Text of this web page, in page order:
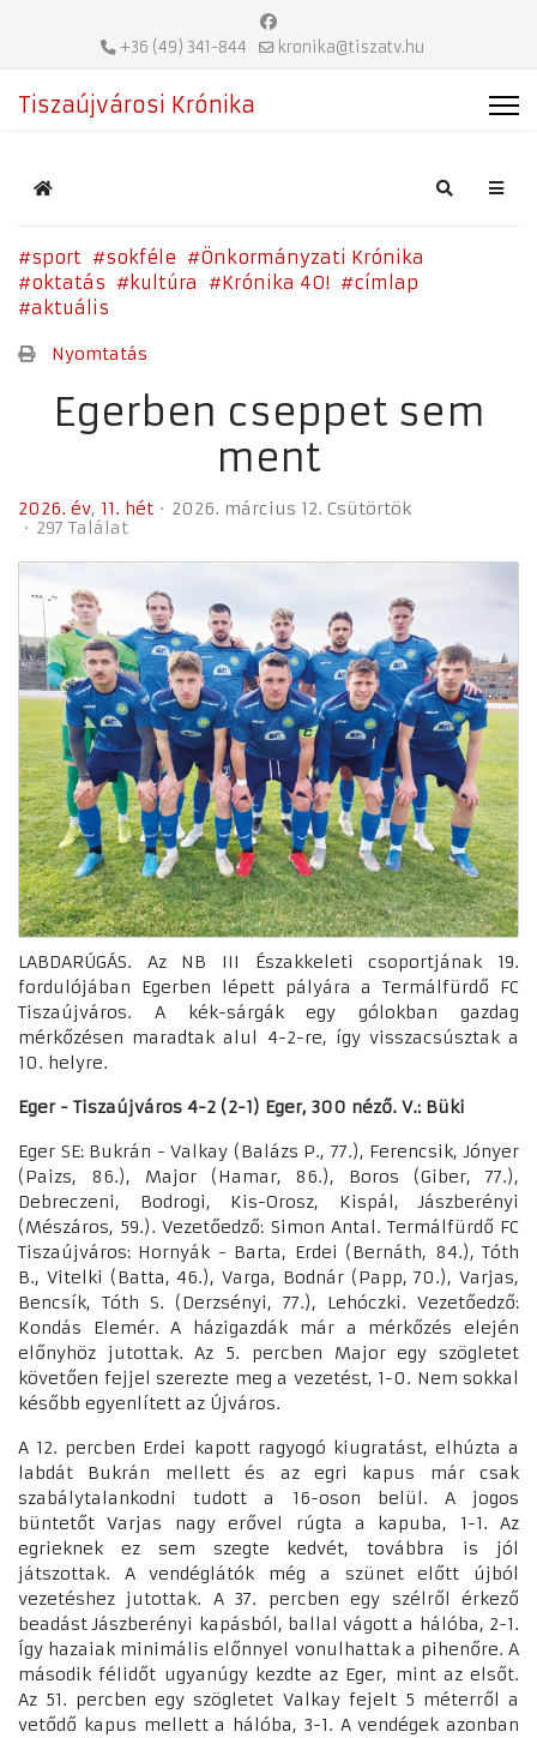
+36 (49) 341-844 kronika@tiszatv.hu
Tiszaújvárosi Krónika
Home Search
sport sokféle
Önkormányzati Krónika
oktatás
kultúra Krónika 40!
címlap
aktuális
Nyomtatás
Egerben cseppet sem
ment
2026. év 11. hét
2026. március 12. Csütörtök
297 Találat
LABDARÚGÁS. Az NB III Északkeleti csoportjának 19.
fordulójában Egerben lépett pályára a Termálfürdő FC
Tiszaújváros. A kék-sárgák egy gólokban gazdag
mérkőzésen maradtak alul 4-2-re, így visszacsúsztak a
10. helyre.
Eger - Tiszaújváros 4-2 (2-1) Eger, 300 néző. V.: Büki
Eger SE: Bukrán - Valkay (Balázs P., 77.), Ferencsik, Jónyer
(Paizs, 86.), Major (Hamar, 86.), Boros (Giber, 77.),
Debreczeni, Bodrogi, Kis-Orosz, Kispál, Jászberényi
(Mészáros, 59.). Vezetőedző: Simon Antal. Termálfürdő FC
Tiszaújváros: Hornyák - Barta, Erdei (Bernáth, 84.), Tóth
B., Vitelki (Batta, 46.), Varga, Bodnár (Papp, 70.), Varjas,
Bencsík, Tóth S. (Derzsényi, 77.), Lehóczki. Vezetőedző:
Kondás Elemér. A házigazdák már a mérkőzés elején
előnyhöz jutottak. Az 5. percben Major egy szögletet
követően fejjel szerezte meg a vezetést, 1-0. Nem sokkal
később egyenlített az Újváros.
A 12. percben Erdei kapott ragyogó kiugratást, elhúzta a
labdát Bukrán mellett és az egri kapus már csak
szabálytalankodni tudott a 16-oson belül. A jogos
büntetőt Varjas nagy erővel rúgta a kapuba, 1-1. Az
egrieknek ez sem szegte kedvét, továbbra is jól
játszottak. A vendéglátók még a szünet előtt újból
vezetéshez jutottak. A 37. percben egy szélről érkező
beadást Jászberényi kapásból, ballal vágott a hálóba, 2-1.
Így hazaiak minimális előnnyel vonulhattak a pihenőre. A
második félidőt ugyanúgy kezdte az Eger, mint az elsőt.
Az 51. percben egy szögletet Valkay fejelt 5 méterről a
vetődő kapus mellett a hálóba, 3-1. A vendégek azonban